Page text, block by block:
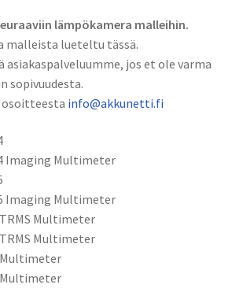
lämpökamera malleihin.
malleista lueteltu tässä.
jos et ole varma
sopivuudesta.
info@akkunetti.fi
Imaging Multimeter
Imaging Multimeter
Multimeter
Multimeter
Multimeter
Multimeter